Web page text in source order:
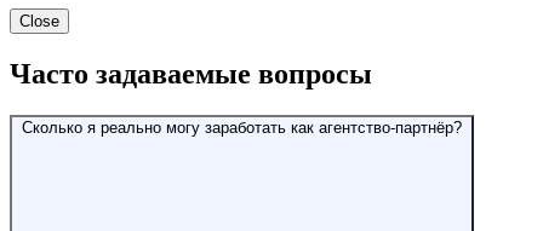
Close
Часто задаваемые вопросы
Сколько я реально могу заработать как агентство-партнёр?